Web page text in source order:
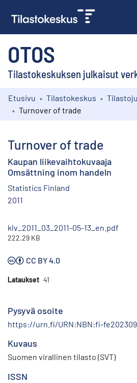
OTOS
Tilastokeskuksen julkaisut
Kokoelmat
Etusivu Tilastokeskus
Turnover of trade
Turnover of trade
Kaupan liikevaihtokuvaaja
Omsättning inom handeln
Statistics Finland
2011
klv_2011_03_2011-05-13_en.pdf
222.29 KB
CC BY 4.0
Lataukset 41
Pysyvä osoite
https://urn.fi/URN:NBN:fi-
Kuvaus
Suomen virallinen tilasto (SVT)
ISSN